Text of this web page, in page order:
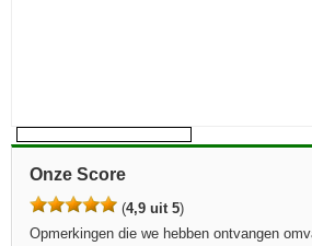
Onze Score
(4,9 uit 5)
Opmerkingen die we hebben ontvangen